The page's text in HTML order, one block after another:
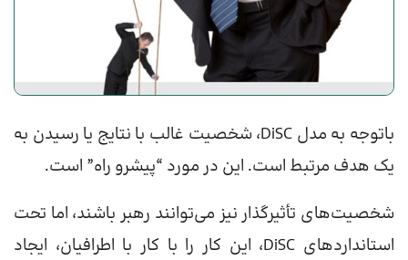
باتوجه به مدل DiSC، شخصیت غالب با نتایج یا رسیدن به
یک هدف مرتبط است. این در مورد “پیشرو راه” است.
شخصیت‌های تأثیرگذار نیز می‌توانند رهبر باشند، اما تحت
استانداردهای DiSC، این کار را با کار با اطرافیان، ایجاد